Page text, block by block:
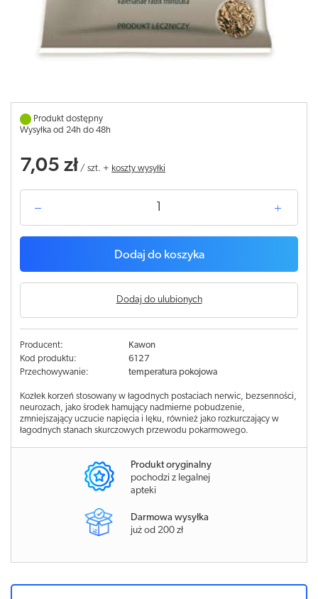
Produkt dostępny
Wysyłka od 24h do 48h
7,05 zł / szt. + koszty wysyłki
Dodaj do koszyka
Dodaj do ulubionych
Producent:
Kawon
Kod produktu:
6127
Przechowywanie:
temperatura pokojowa
Kozłek korzeń stosowany w łagodnych postaciach nerwic, bezsenności,
neurozach, jako środek hamujący nadmierne pobudzenie,
zmniejszający uczucie napięcia i lęku, również jako rozkurczający w
łagodnych stanach skurczowych przewodu pokarmowego.
Produkt oryginalny
pochodzi z legalnej
apteki
Darmowa wysyłka
już od 200 zł